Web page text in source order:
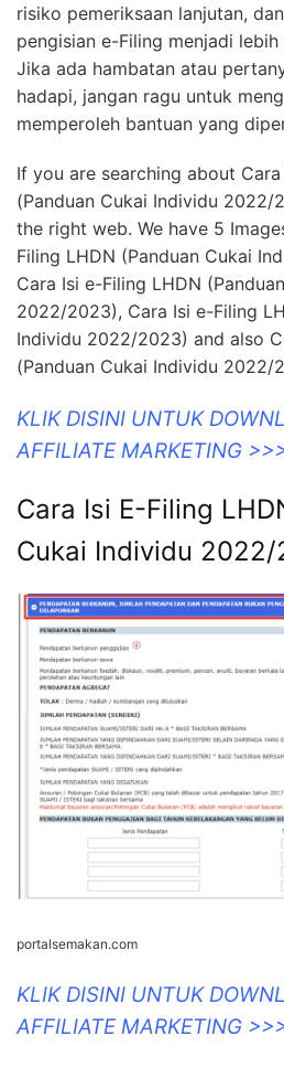
risiko pemeriksaan lanjutan,
pengisian e-Filing menjadi
Jika ada hambatan atau
hadapi, jangan ragu untuk
memperoleh bantuan yang
If you are searching about
(Panduan Cukai Individu
the right web. We have 5
Filing LHDN (Panduan Cukai
Cara Isi e-Filing LHDN
2022/2023), Cara Isi e-Filing
Individu 2022/2023) and also
(Panduan Cukai Individu 2022/
KLIK DISINI UNTUK
AFFILIATE MARKETING
Cara Isi E-Filing
Cukai Individu 2022/
portalsemakan.com
KLIK DISINI UNTUK
AFFILIATE MARKETING